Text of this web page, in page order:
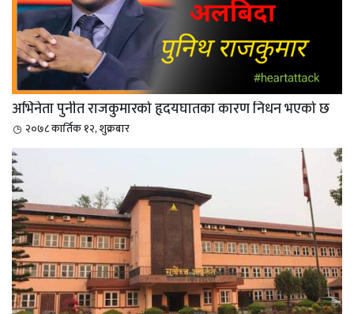
अभिनेता पुनीत राजकुमारको हृदयघातका कारण निधन भएको छ
२०७८ कार्तिक १२, शुक्रबार